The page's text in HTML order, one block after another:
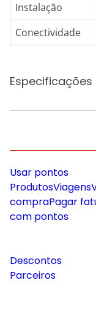
Instalação
Conectividade
Especificações
Usar pontos
ProdutosViagens
compraPagar
com pontos
Descontos
Parceiros